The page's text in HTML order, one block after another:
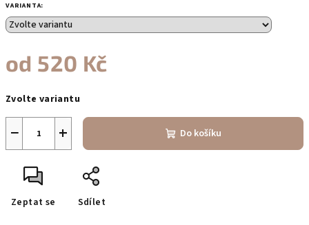
VARIANTA:
od 520 Kč
cena:
Zvolte variantu
+
− Do košíku
Zeptat se Sdílet